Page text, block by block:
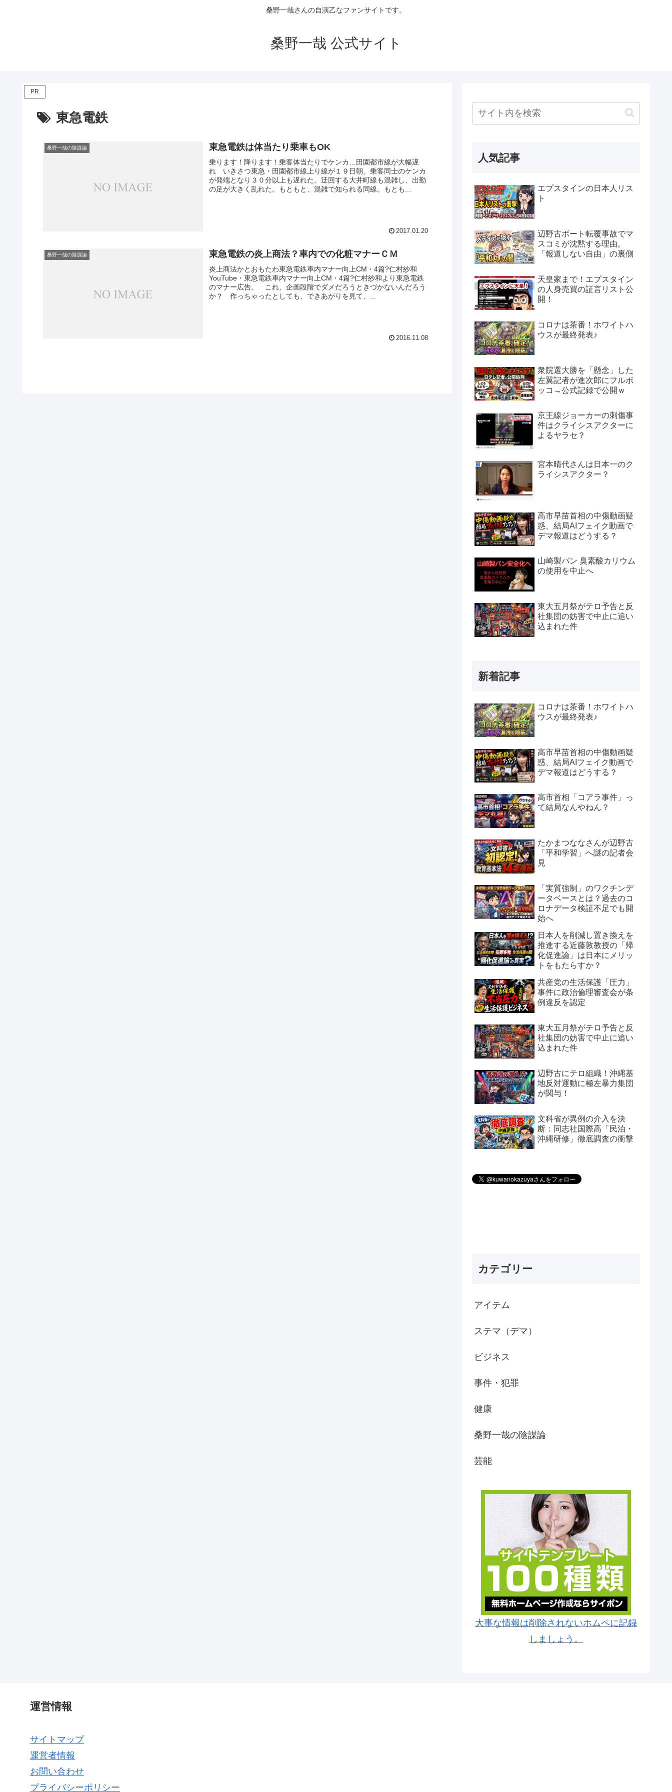
桑野一哉さんの自演乙なファンサイトです。
桑野一哉 公式サイト
PR
東急電鉄
桑野一哉の陰謀論 東急電鉄は体当たり乗車もOK
乗ります！降ります！乗客体当たりでケンカ…田園都市線が大幅遅
れ いきさつ東急・田園都市線上り線が１９日朝、乗客同士のケンカ
が発端となり３０分以上も遅れた。迂回する大井町線も混雑し、出勤
の足が大きく乱れた。もともと、混雑で知られる同線。もとも...
2017.01.20
桑野一哉の陰謀論 東急電鉄の炎上商法？車内での化粧マナーＣＭ
炎上商法かとおもたわ東急電鉄車内マナー向上CM・4篇?仁村紗和
YouTube・東急電鉄車内マナー向上CM・4篇?仁村紗和より東急電鉄
のマナー広告。 これ、企画段階でダメだろうときづかないんだろう
か？ 作っちゃったとしても、できあがりを見て、...
2016.11.08
人気記事
エプスタインの日本人リス
ト
辺野古ボート転覆事故でマ
スコミが沈黙する理由。
「報道しない自由」の裏側
天皇家まで！エプスタイン
の人身売買の証言リスト公
開！
コロナは茶番！ホワイトハ
ウスが最終発表♪
衆院選大勝を「懸念」した
左翼記者が進次郎にフルボ
ッコ→公式記録で公開ｗ
京王線ジョーカーの刺傷事
件はクライシスアクターに
よるヤラセ？
宮本晴代さんは日本一のク
ライシスアクター？
高市早苗首相の中傷動画疑
惑、結局AIフェイク動画で
デマ報道はどうする？
山崎製パン 臭素酸カリウム
の使用を中止へ
東大五月祭がテロ予告と反
社集団の妨害で中止に追い
込まれた件
新着記事
コロナは茶番！ホワイトハ
ウスが最終発表♪
高市早苗首相の中傷動画疑
惑、結局AIフェイク動画で
デマ報道はどうする？
高市首相「コアラ事件」っ
て結局なんやねん？
たかまつななさんが辺野古
「平和学習」へ謎の記者会
見
「実質強制」のワクチンデ
ータベースとは？過去のコ
ロナデータ検証不足でも開
始へ
日本人を削減し置き換えを
推進する近藤敦教授の「帰
化促進論」は日本にメリッ
トをもたらすか？
共産党の生活保護「圧力」
事件に政治倫理審査会が条
例違反を認定
東大五月祭がテロ予告と反
社集団の妨害で中止に追い
込まれた件
辺野古にテロ組織！沖縄基
地反対運動に極左暴力集団
が関与！
文科省が異例の介入を決
断：同志社国際高「民泊・
沖縄研修」徹底調査の衝撃
カテゴリー
アイテム
ステマ（デマ）
ビジネス
事件・犯罪
健康
桑野一哉の陰謀論
芸能
大事な情報は削除されないホムペに記録
しましょう。
運営情報
サイトマップ
運営者情報
お問い合わせ
プライバシーポリシー